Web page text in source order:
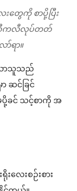
တွေကို စာပို့ပြီး
စီကလီလုပ်တတ်
ရာ။
ောသူသည်
ဆင်ခြင်
ပို့ခင် သင့်စာကို အ
ေးစဉ်းစား